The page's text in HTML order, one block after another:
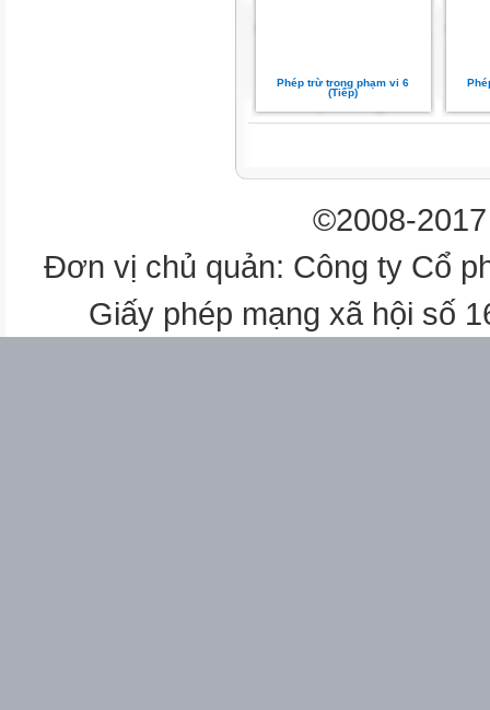
Phép trừ trong phạm vi 6
(Tiếp)
©2008-
Đơn vị chủ quản: Công ty Cổ
Giấy phép mạng xã hội số